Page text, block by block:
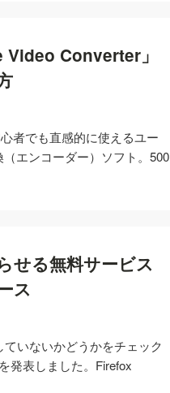
Converter」
者でも直感的に使えるユー
エンコーダー）ソフト。500
せる無料サービス
ス
いないかどうかをチェック
発表しました。Firefox